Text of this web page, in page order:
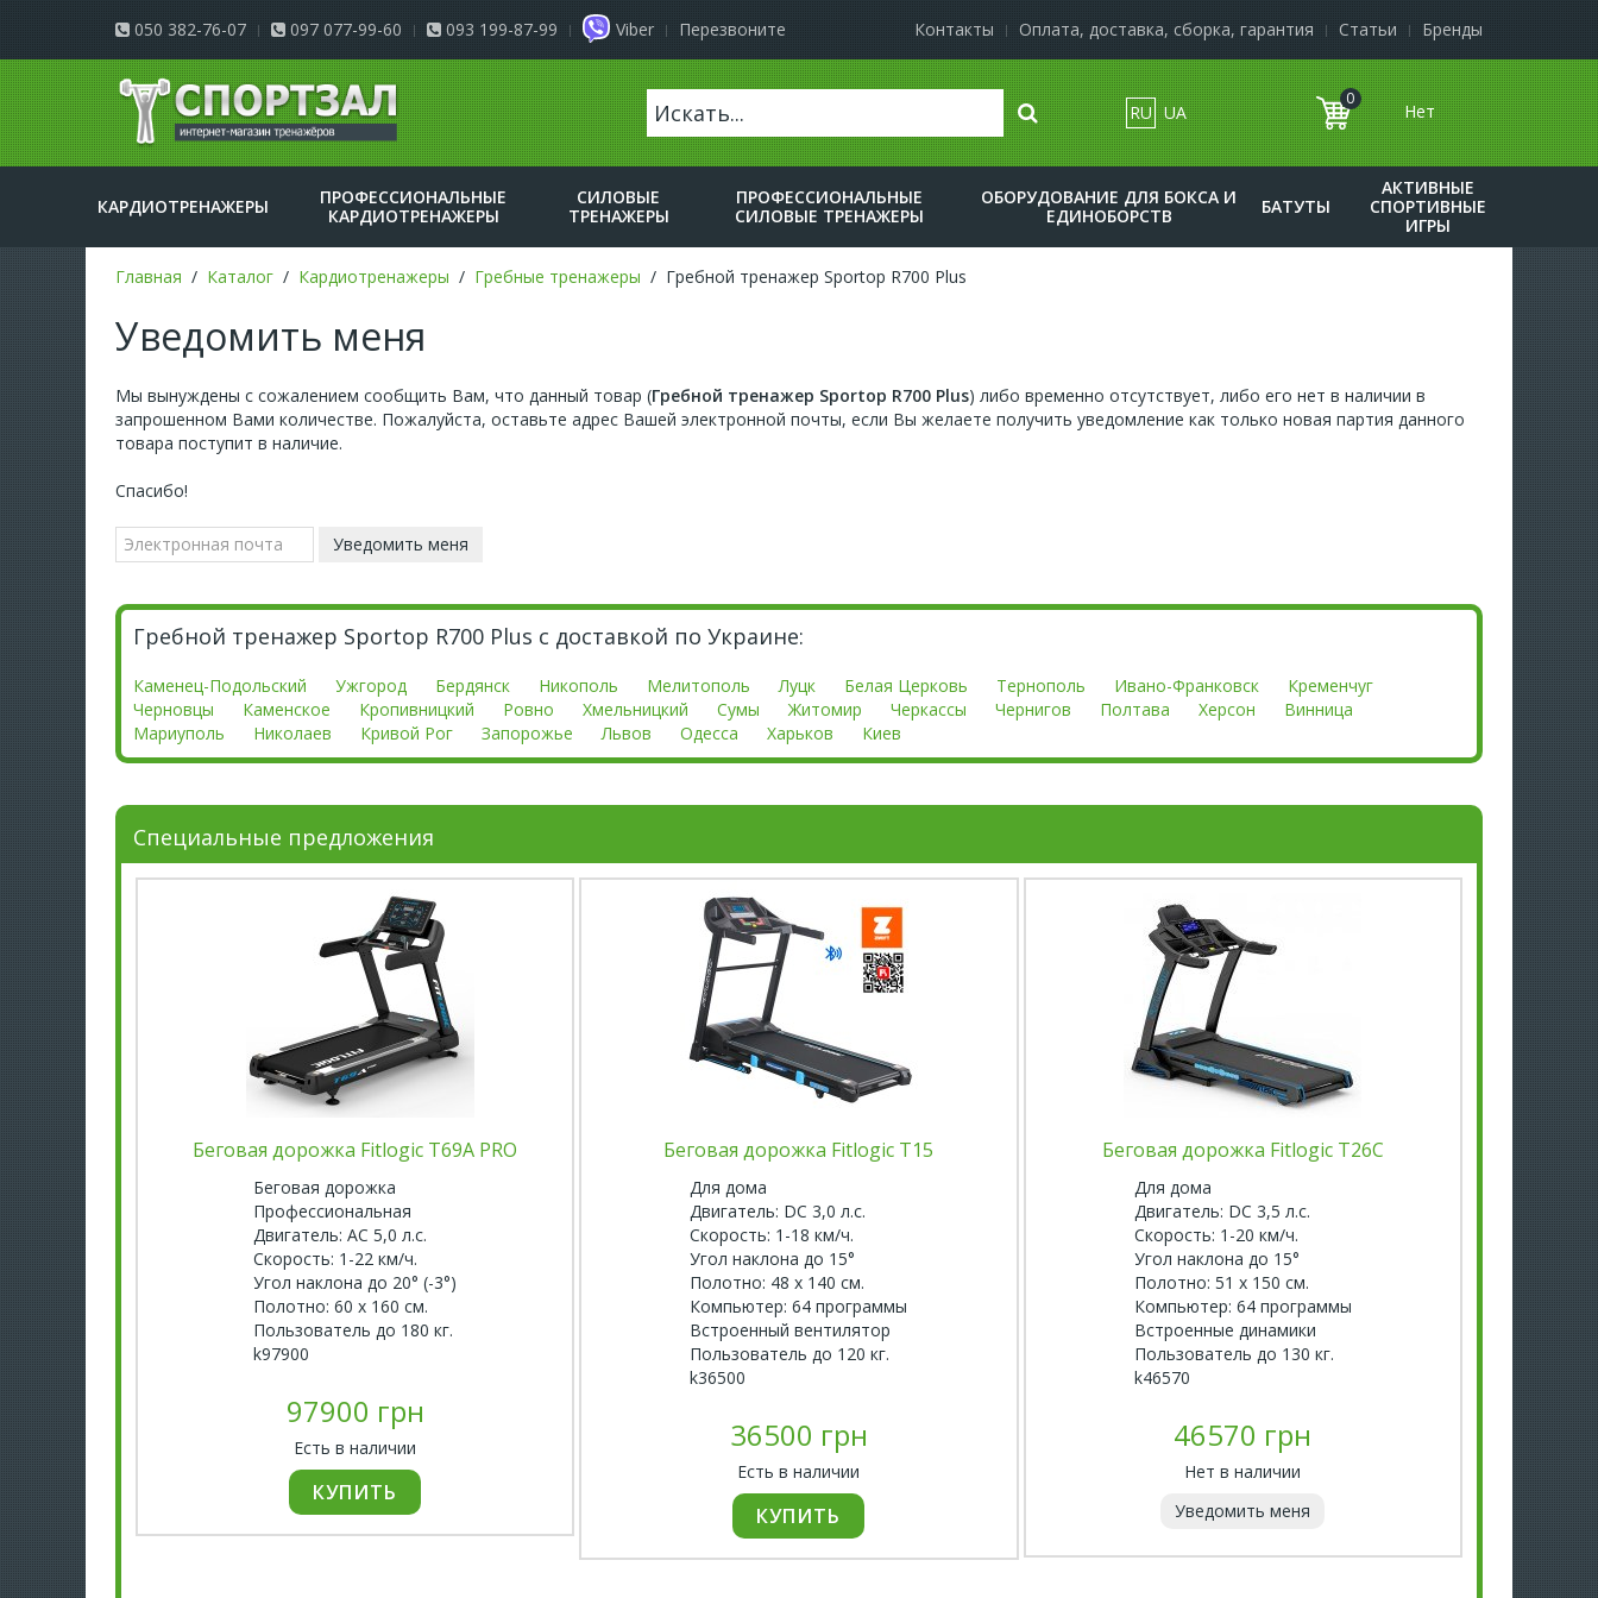
050 382-76-07 097 077-99-60 093 199-87-99 Viber Перезвоните Контакты Оплата, доставка, сборка, гарантия Статьи Бренды
Поиск
RU UA
0
КАРДИОТРЕНАЖЕРЫ
ПРОФЕССИОНАЛЬНЫЕ
КАРДИОТРЕНАЖЕРЫ
СИЛОВЫЕ
ТРЕНАЖЕРЫ
ПРОФЕССИОНАЛЬНЫЕ
СИЛОВЫЕ ТРЕНАЖЕРЫ
ОБОРУДОВАНИЕ ДЛЯ БОКСА И
ЕДИНОБОРСТВ
БАТУТЫ
АКТИВНЫЕ
СПОРТИВНЫЕ
ИГРЫ
Главная Каталог Кардиотренажеры Гребные тренажеры Гребной тренажер Sportop R700 Plus
Уведомить меня
Мы вынуждены с сожалением сообщить Вам, что данный товар (Гребной тренажер Sportop R700 Plus) либо временно отсутствует, либо его нет в наличии в
запрошенном Вами количестве. Пожалуйста, оставьте адрес Вашей электронной почты, если Вы желаете получить уведомление как только новая партия данного
товара поступит в наличие.
Спасибо!
Гребной тренажер Sportop R700 Plus с доставкой по Украине:
Каменец-Подольский Ужгород Бердянск Никополь Мелитополь Луцк Белая Церковь Тернополь Ивано-Франковск
Кременчуг
Черновцы
Каменское Кропивницкий Ровно Хмельницкий Сумы Житомир Черкассы Чернигов Полтава Херсон
Винница
Мариуполь
Николаев Кривой Рог Запорожье Львов Одесса Харьков Киев
Специальные предложения
Беговая дорожка Fitlogic T69A PRO
Беговая дорожка
Профессиональная
Двигатель: AC 5,0 л.с.
Скорость: 1-22 км/ч.
Угол наклона до 20° (-3°)
Полотно: 60 х 160 см.
Пользователь до 180 кг.
k97900
97900 грн
Есть в наличии
Беговая дорожка Fitlogic T15
Для дома
Двигатель: DC 3,0 л.с.
Скорость: 1-18 км/ч.
Угол наклона до 15°
Полотно: 48 х 140 см.
Компьютер: 64 программы
Встроенный вентилятор
Пользователь до 120 кг.
k36500
36500 грн
Есть в наличии
Беговая дорожка Fitlogic T26C
Для дома
Двигатель: DC 3,5 л.с.
Скорость: 1-20 км/ч.
Угол наклона до 15°
Полотно: 51 х 150 см.
Компьютер: 64 программы
Встроенные динамики
Пользователь до 130 кг.
k46570
46570 грн
Нет в наличии
Уведомить меня